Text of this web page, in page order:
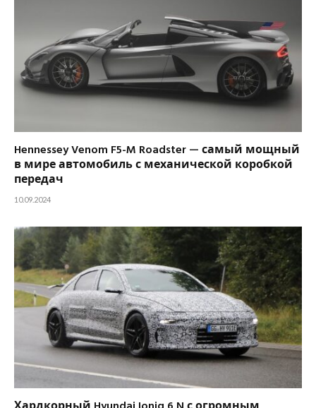
Hennessey Venom F5-M Roadster — самый мощный
в мире автомобиль с механической коробкой
передач
10.09.2024